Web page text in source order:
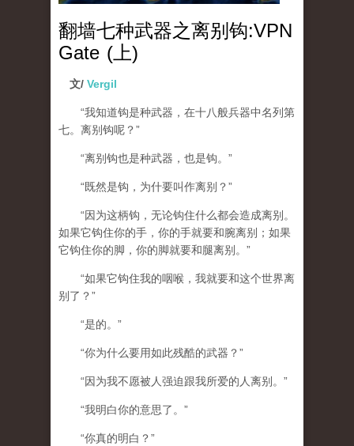
翻墙七种武器之离别钩:VPN
Gate (上)
文/ Vergil
“我知道钩是种武器，在十八般兵器中名列第
七。离别钩呢？”
“离别钩也是种武器，也是钩。”
“既然是钩，为什要叫作离别？”
“因为这柄钩，无论钩住什么都会造成离别。
如果它钩住你的手，你的手就要和腕离别；如果
它钩住你的脚，你的脚就要和腿离别。”
“如果它钩住我的咽喉，我就要和这个世界离
别了？”
“是的。”
“你为什么要用如此残酷的武器？”
“因为我不愿被人强迫跟我所爱的人离别。”
“我明白你的意思了。”
“你真的明白？”